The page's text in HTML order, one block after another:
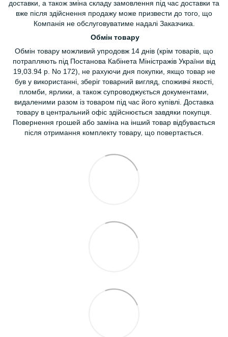
доставки, а також зміна складу замовлення під час доставки та
вже після здійснення продажу може призвести до того, що
Компанія не обслуговуватиме надалі Заказчика.
Обмін товару
Обмін товару можливий упродовж 14 днів (крім товарів, що
потрапляють під Постанова Кабінета Міністражів України від
19,03.94 р. No 172), не рахуючи дня покупки, якщо товар не
був у використанні, зберіг товарний вигляд, споживчі якості,
пломби, ярлики, а також супроводжується документами,
видаленими разом із товаром під час його купівлі. Доставка
товару в центральний офіс здійснюється завдяки покупця.
Повернення грошей або заміна на інший товар відбувається
після отримання комплекту товару, що повертається.